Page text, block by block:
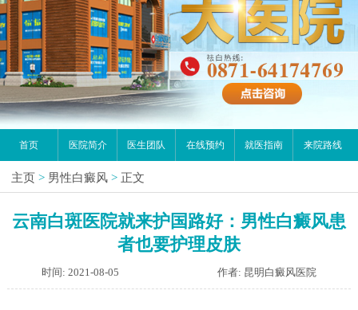
首页 医院简介 医生团队 在线预约 就医指南 来院路线
主页 > 男性白癜风 > 正文
云南白斑医院就来护国路好：男性白癜风患
者也要护理皮肤
时间: 2021-08-05 作者: 昆明白癜风医院